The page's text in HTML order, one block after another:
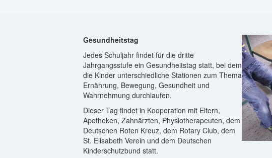
Gesundheitstag
Jedes Schuljahr findet für die dritte
Jahrgangsstufe ein Gesundheitstag statt, bei dem
die Kinder unterschiedliche Stationen zum Thema
Ernährung, Bewegung, Gesundheit und
Wahrnehmung durchlaufen.
Dieser Tag findet in Kooperation mit Eltern,
Apotheken, Zahnärzten, Physiotherapeuten, dem
Deutschen Roten Kreuz, dem Rotary Club, dem
St. Elisabeth Verein und dem Deutschen
Kinderschutzbund statt.